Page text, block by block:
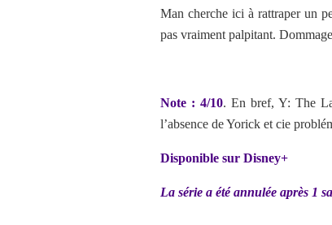
Man cherche ici à rattraper un
pas vraiment palpitant.
Note : 4/10. En bref, Y: The
l’absence de Yorick et cie
Disponible sur Disney+
La série a été annulée après 1